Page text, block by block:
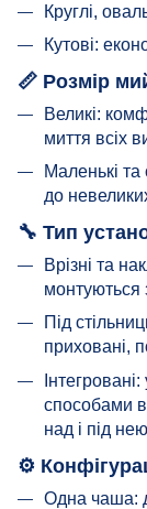
Круглі,
Кутові:
📏 Розмір
Великі:
миття всіх
Маленькі та
до
🔧 Тип
Врізні та
монтуються
Під
приховані,
способами
над і під
⚙️
Одна чаша: